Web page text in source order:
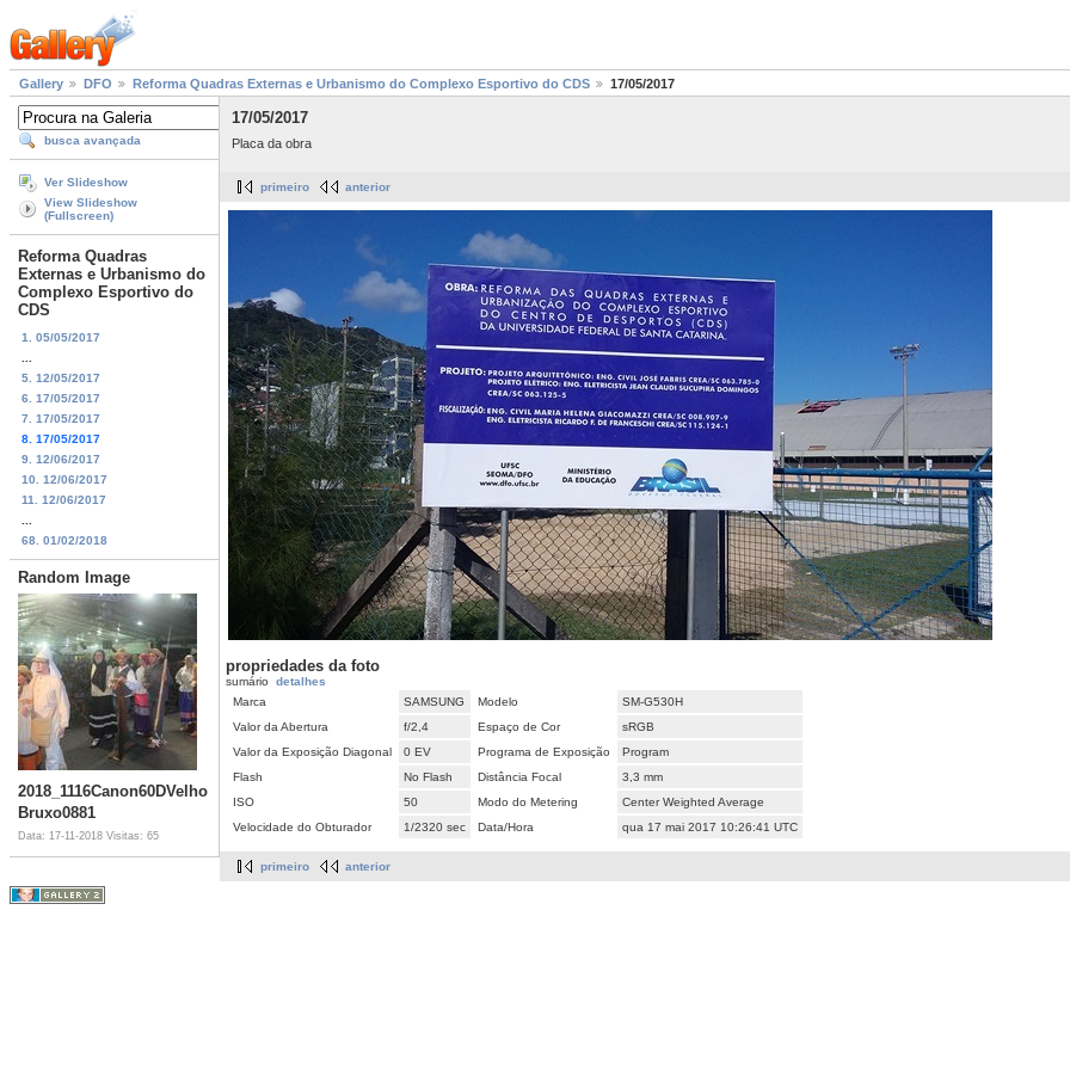
Gallery DFO Reforma Quadras Externas e Urbanismo do Complexo Esportivo do CDS 17/05/2017
busca avançada
Ver Slideshow
View Slideshow
(Fullscreen)
Reforma Quadras
Externas e Urbanismo do
Complexo Esportivo do
CDS
1. 05/05/2017
5. 12/05/2017
6. 17/05/2017
7. 17/05/2017
8. 17/05/2017
9. 12/06/2017
10. 12/06/2017
11. 12/06/2017
68. 01/02/2018
Random Image
2018_1116Canon60DVelho
Bruxo0881
Data: 17-11-2018 Visitas: 65
17/05/2017
Placa da obra
primeiro anterior
propriedades da foto
sumário detalhes
Marca
SAMSUNG Modelo
SM-G530H
Valor da Abertura
f/2,4 Espaço de Cor
sRGB
Valor da Exposição Diagonal
0 EV Programa de Exposição
Program
Flash
No Flash Distância Focal
3,3 mm
ISO
50 Modo do Metering
Center Weighted Average
Velocidade do Obturador
1/2320 sec Data/Hora qua 17 mai 2017 10:26:41 UTC
primeiro anterior